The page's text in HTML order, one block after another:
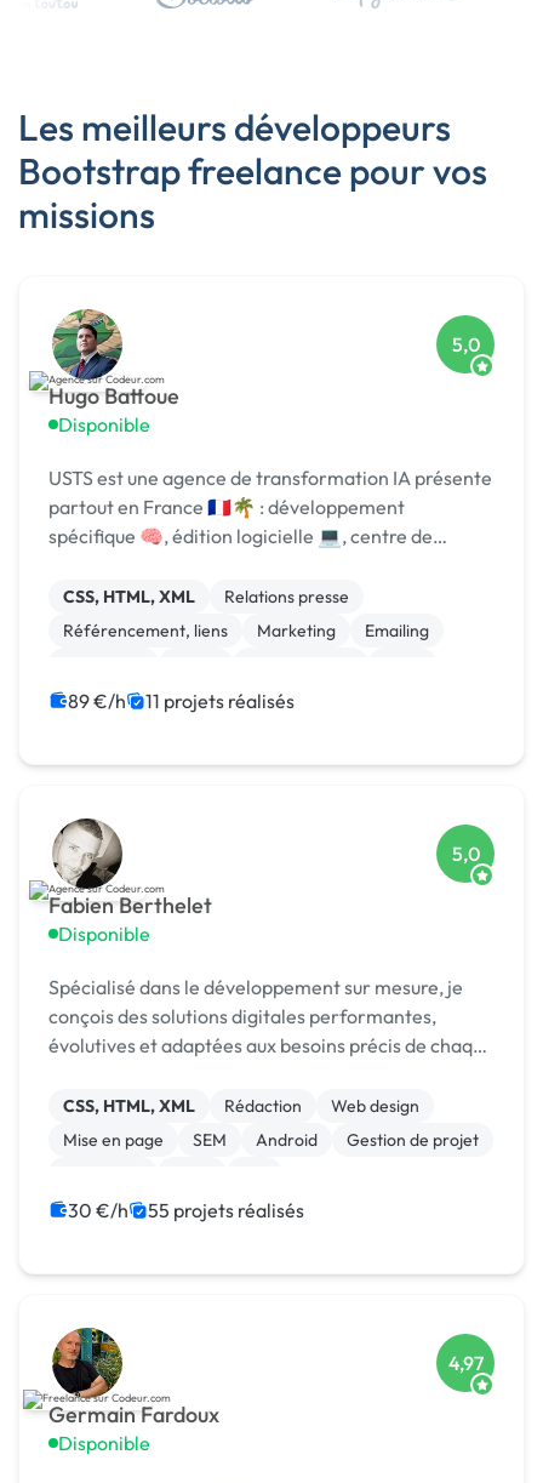
Les meilleurs développeurs
Bootstrap freelance pour vos
missions
Hugo Battoue
Disponible
5,0
USTS est une agence de transformation IA présente
partout en France 🇫🇷🌴 : développement
spécifique 🧠, édition logicielle 💻, centre de
MASQUÉE] 🏆 !
CSS, HTML, XML
Relations presse
Référencement, liens
Marketing
Emailing
Charte graphique
89 €/h 11 projets réalisés
Fabien Berthelet
Disponible
5,0
Spécialisé dans le développement sur mesure, je
conçois des solutions digitales performantes,
évolutives et adaptées aux besoins précis de chaque
CSS, HTML, XML Rédaction
Web design
Mise en page
SEM Android
Gestion de projet
30 €/h 55 projets réalisés
Germain Fardoux
Disponible
4,97